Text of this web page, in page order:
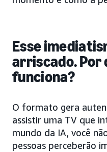
Esse
arriscado. Por
funciona?
O formato gera
assistir uma TV que
mundo da IA, você
pessoas perceberão